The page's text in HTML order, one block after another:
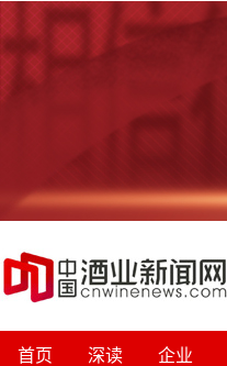
首页 深读 企业